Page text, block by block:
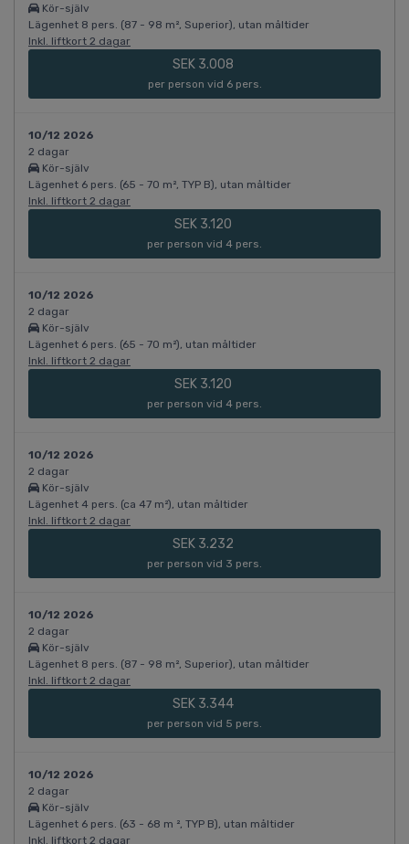
Kör-själv
Lägenhet 8 pers. (87 - 98 m², Superior), utan måltider
Inkl. liftkort 2 dagar
SEK 3.008
per person vid 6 pers.
10/12 2026
2 dagar
Kör-själv
Lägenhet 6 pers. (65 - 70 m², TYP B), utan måltider
Inkl. liftkort 2 dagar
SEK 3.120
per person vid 4 pers.
10/12 2026
2 dagar
Kör-själv
Lägenhet 6 pers. (65 - 70 m²), utan måltider
Inkl. liftkort 2 dagar
SEK 3.120
per person vid 4 pers.
10/12 2026
2 dagar
Kör-själv
Lägenhet 4 pers. (ca 47 m²), utan måltider
Inkl. liftkort 2 dagar
SEK 3.232
per person vid 3 pers.
10/12 2026
2 dagar
Kör-själv
Lägenhet 8 pers. (87 - 98 m², Superior), utan måltider
Inkl. liftkort 2 dagar
SEK 3.344
per person vid 5 pers.
10/12 2026
2 dagar
Kör-själv
Lägenhet 6 pers. (63 - 68 m ², TYP B), utan måltider
Inkl. liftkort 2 dagar